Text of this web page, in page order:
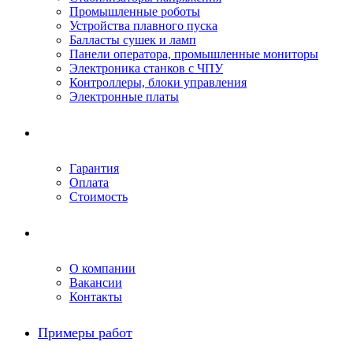
Промышленные роботы
Устройства плавного пуска
Балласты сушек и ламп
Панели оператора, промышленные мониторы
Электроника станков с ЧПУ
Контроллеры, блоки управления
Электронные платы
Гарантия
Оплата
Стоимость
О компании
Вакансии
Контакты
Примеры работ